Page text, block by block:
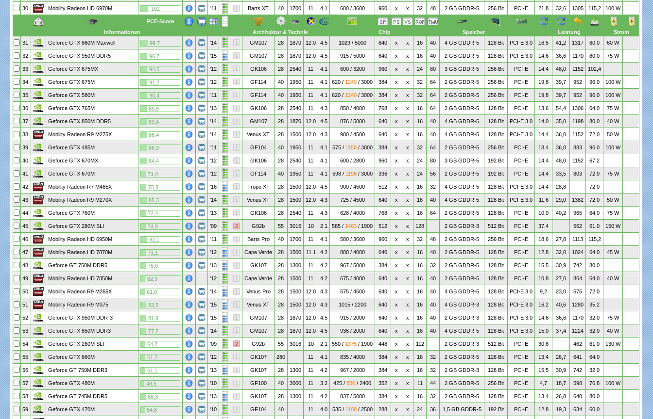
30. Mobility Radeon HD 6970M 102 '11 1 Barts XT 40 1700 11 4.1 680 / 3600 960 x x 32 48 2 GB GDDR-5 256 Bit PCI-E 21,8 32,6 1305 115,2 100 W
PCE-Score
Informationen
Architektur & Technik Chip Speicher Leistung
Strom
31.
Geforce GTX 860M Maxwell 99,7 '14 1 GM107 28 1870 12.0 4.5 1029 / 5000 640 x x 16 40 4 GB GDDR-5 128 Bit PCI-E 3.0 16,5 41,2 1317 80,0 60 W
32. Geforce GTX 950M DDR5 96,7 '15 1 GM107 28 1870 12.0 4.5 915 / 5000 640 x x 16 40 2 GB GDDR-5 128 Bit PCI-E 3.0 14,6 36,6 1170 80,0 75 W
33. Geforce GTX 675MX 94,5 '12 1 GK106 28 2540 11 4.1 600 / 3200 960 x x 24 80 3 GB GDDR-5 256 Bit PCI-E 14,4 48,0 1152 102,4
34. Geforce GTX 675M 91,2 '12 1 GF114 40 1950 11 4.1 620 / 1240 / 3000 384 x x 32 64 2 GB GDDR-5 256 Bit PCI-E 19,8 39,7 952 96,0 100 W
35. Geforce GTX 580M 90,4 '11 1 GF114 40 1950 11 4.1 620 / 1240 / 3000 384 x x 32 64 2 GB GDDR-5 256 Bit PCI-E 19,8 39,7 952 96,0 100 W
36. Geforce GTX 765M 89,5 '13 1 GK106 28 2540 11 4.3 850 / 4000 768 x x 16 64 2 GB GDDR-5 128 Bit PCI-E 13,6 54,4 1306 64,0 75 W
37. Geforce GTX 850M DDR5 89,4 '14 1 GM107 28 1870 12.0 4.5 876 / 5000 640 x x 16 40 4 GB GDDR-5 128 Bit PCI-E 3.0 14,0 35,0 1198 80,0 40 W
38. Mobility Radeon R9 M275X 86,4 '14 1 Venus XT 28 1500 12.0 4.3 900 / 4500 640 x x 16 40 4 GB GDDR-5 128 Bit PCI-E 3.0 14,4 36,0 1152 72,0 50 W
39. Geforce GTX 485M 85,9 '11 1 GF104 40 1950 11 4.1 575 / 1150/ 3000 384 x x 32 64 2 GB GDDR-5 256 Bit PCI-E 18,4 36,8 883 96,0 100 W
40. Geforce GTX 670MX 84,4 '12 1 GK106 28 2540 11 4.1 600 / 2800 960 x x 24 80 3 GB GDDR-5 192 Bit PCI-E 14,4 48,0 1152 67,2
41. Geforce GTX 670M 71,4 '12 1 GF114 40 1950 11 4.1 598 / 1196/ 3000 336 x x 24 56 2 GB GDDR-5 192 Bit PCI-E 14,4 33,5 803 72,0 75 W
42. Mobility Radeon R7 M465X 75,8 '16 1 Tropo XT 28 1500 12.0 4.5 900 / 4500 512 x x 16 32 4 GB GDDR-5 128 Bit PCI-E 3.0 14,4 28,8 72,0
43. Mobility Radeon R9 M270X 85,3 '14 1 Venus XT 28 1500 12.0 4.3 725 / 4500 640 x x 16 40 4 GB GDDR-5 128 Bit PCI-E 3.0 11,6 29,0 1382 72,0 50 W
44. Geforce GTX 760M 72,4 '13 1 GK106 28 2540 11 4.3 628 / 4000 768 x x 16 64 2 GB GDDR-5 128 Bit PCI-E 10,0 40,2 965 64,0 75 W
45. Geforce GTX 280M SLI 74,9 '09 2 G92b 55 3016 10 2.1 585 / 1463 / 1900 512 x x 128 2 GB GDDR-3 512 Bit PCI-E 37,4 562 61,0 150 W
46. Mobility Radeon HD 6950M 92,1 '11 1 Barts Pro 40 1700 11 4.1 580 / 3600 960 x x 32 48 2 GB GDDR-5 256 Bit PCI-E 18,6 27,8 1113 115,2
47. Mobility Radeon HD 7870M 71,1 '12 1 Cape Verde 28 1500 11.1 4.2 800 / 4000 640 x x 16 40 2 GB GDDR-5 128 Bit PCI-E 12,8 32,0 1024 64,0 45 W
48. Geforce GT 750M DDR5 75,0 '13 1 GK107 28 1300 11 4.2 967 / 5000 384 x x 16 32 2 GB GDDR-5 128 Bit PCI-E 15,5 30,9 742 80,0
49. Mobility Radeon HD 7850M 62,9 '12 1 Cape Verde 28 1500 11 4.2 675 / 4000 640 x x 16 40 2 GB GDDR-5 128 Bit PCI-E 10,8 27,0 864 64,0 40 W
50. Mobility Radeon R9 M265X 61,0 '14 1 Venus Pro 28 1500 12.0 4.3 575 / 4500 640 x x 16 40 4 GB GDDR-5 128 Bit PCI-E 3.0 9,2 23,0 575 72,0
51. Mobility Radeon R9 M375 82,5 '15 1 Venus XT 28 1500 12.0 4.3 1015 / 2200 640 x x 16 40 4 GB GDDR-3 128 Bit PCI-E 3.0 16,2 40,6 1280 35,2
52. Geforce GTX 950M DDR-3 81,9 '15 1 GM107 28 1870 12.0 4.5 915 / 2000 640 x x 16 40 2 GB GDDR-3 128 Bit PCI-E 3.0 14,6 36,6 1170 32,0 75 W
53. Geforce GTX 850M DDR3 77,7 '14 1 GM107 28 1870 12.0 4.5 936 / 2000 640 x x 16 40 4 GB GDDR-5 128 Bit PCI-E 3.0 15,0 37,4 1224 32,0 40 W
54. Geforce GTX 260M SLI 64,7 '09 2 G92b 55 3016 10 2.1 550 / 1375 / 1900 448 x x 112 2 GB GDDR-3 512 Bit PCI-E 30,8 462 61,0 130 W
55. Geforce GTX 660M 61,2 '12 1 GK107 280 11 4.1 835 / 4000 384 x x 16 32 2 GB GDDR-5 128 Bit PCI-E 13,4 26,7 641 64,0
56. Geforce GT 750M DDR3 61,1 '13 1 GK107 28 1300 11 4.2 967 / 2000 384 x x 16 32 2 GB GDDR-3 128 Bit PCI-E 15,5 30,9 742 32,0
57. Geforce GTX 480M 48,5 '10 1 GF100 40 3000 11 3.2 425 / 850 / 2400 352 x x 11 44 2 GB GDDR-5 256 Bit PCI-E 4,7 18,7 598 76,8 100 W
58. Geforce GT 745M DDR5 68,3 '13 1 GK107 28 1300 11 4.2 837 / 5000 384 x x 16 32 2 GB GDDR-5 128 Bit PCI-E 13,4 26,8 640 80,0
59. Geforce GTX 470M 54,8 '10 1 GF104 40 11 4.0 535 / 1100/ 2500 288 x x 24 36 1,5 GB GDDR-5 192 Bit PCI-E 12,8 19,3 634 60,0